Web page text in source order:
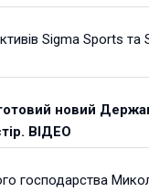
Sigma Sports та
новий
ВІДЕО
господарства